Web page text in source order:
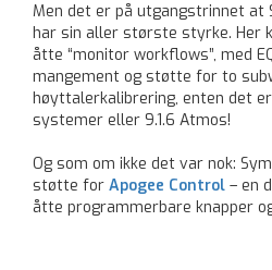
Men det er på utgangstrinnet at
har sin aller største styrke. Her
åtte “monitor workflows”, med
mangement og støtte for to
høyttalerkalibrering, enten det
systemer eller 9.1.6 Atmos!
Og som om ikke det var nok:
støtte for Apogee Control – en
åtte programmerbare knapper